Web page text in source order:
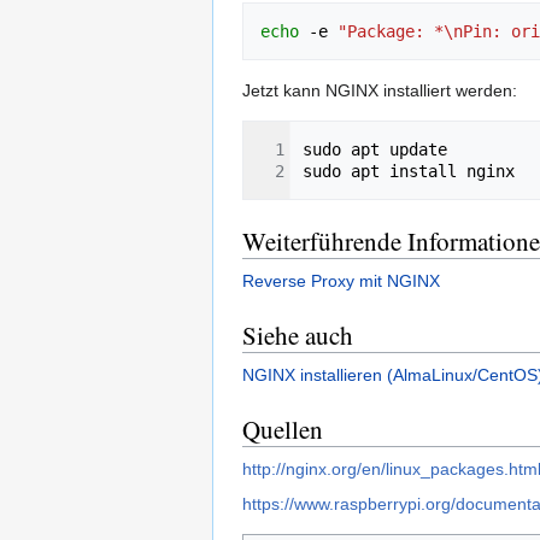
echo -e "Package: *\nPin:
Jetzt kann NGINX installiert werden:
Weiterführende
Reverse Proxy mit NGINX
Siehe auch
NGINX installieren (AlmaLinux/
Quellen
http://nginx.org/en/
https://www.raspberrypi.org/